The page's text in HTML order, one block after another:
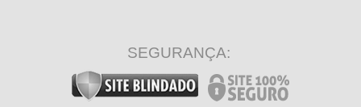
SEGURANÇA: